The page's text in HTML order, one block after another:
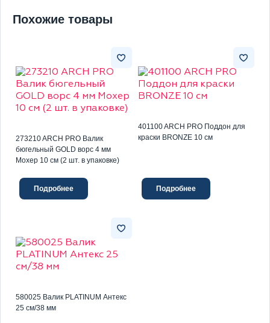
Похожие товары
273210 ARCH PRO Валик
бюгельный GOLD ворс 4 мм
Мохер 10 см (2 шт. в упаковке)
Подробнее
401100 ARCH PRO Поддон для
краски BRONZE 10 см
Подробнее
580025 Валик PLATINUM Антекс
25 см/38 мм